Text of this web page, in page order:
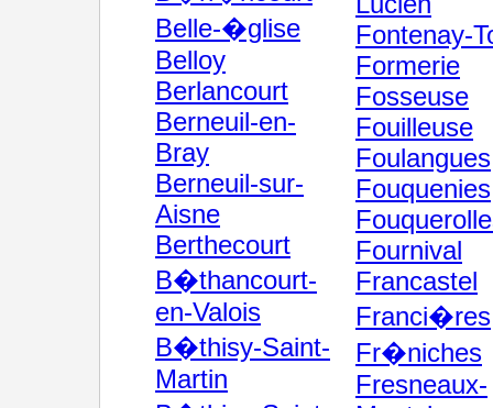
Belle-�glise
Belloy
Berlancourt
Berneuil-en-
Bray
Berneuil-sur-
Aisne
Berthecourt
B�thancourt-
en-Valois
B�thisy-Saint-
Martin
Fontenay-
Formerie
Fosseuse
Fouilleuse
Foulangues
Fouquenies
Fournival
Francastel
Franci�res
Fr�niches
Fresneaux-